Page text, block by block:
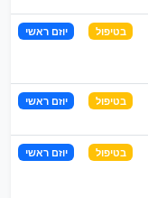
בטיפול יוזם ראשי
בטיפול יוזם ראשי
בטיפול יוזם ראשי